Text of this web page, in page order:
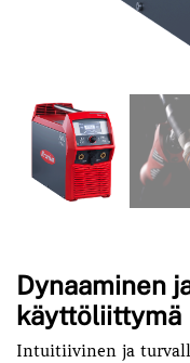
Dynaaminen
käyttöliittymä
Intuitiivinen ja